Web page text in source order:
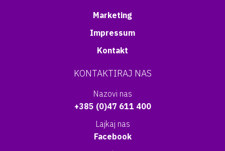
Marketing
Impressum
Kontakt
KONTAKTIRAJ NAS
Nazovi nas
+385 (0)47 611 400
Lajkaj nas
Facebook